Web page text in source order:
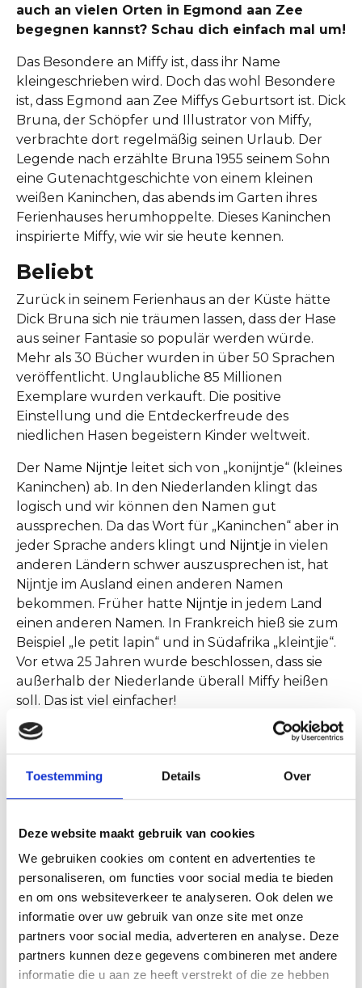
Toestemming Details Over
Deze website maakt gebruik van cookies
We gebruiken cookies om content en advertenties te
personaliseren, om functies voor social media te bieden
en om ons websiteverkeer te analyseren. Ook delen we
informatie over uw gebruik van onze site met onze
partners voor social media, adverteren en analyse. Deze
partners kunnen deze gegevens combineren met andere
informatie die u aan ze heeft verstrekt of die ze hebben
auch an vielen Orten in Egmond aan Zee
begegnen kannst? Schau dich einfach mal um!
Das Besondere an Miffy ist, dass ihr Name
kleingeschrieben wird. Doch das wohl Besondere
ist, dass Egmond aan Zee Miffys Geburtsort ist. Dick
Bruna, der Schöpfer und Illustrator von Miffy,
verbrachte dort regelmäßig seinen Urlaub. Der
Legende nach erzählte Bruna 1955 seinem Sohn
eine Gutenachtgeschichte von einem kleinen
weißen Kaninchen, das abends im Garten ihres
Ferienhauses herumhoppelte. Dieses Kaninchen
inspirierte Miffy, wie wir sie heute kennen.
Beliebt
Zurück in seinem Ferienhaus an der Küste hätte
Dick Bruna sich nie träumen lassen, dass der Hase
aus seiner Fantasie so populär werden würde.
Mehr als 30 Bücher wurden in über 50 Sprachen
veröffentlicht. Unglaubliche 85 Millionen
Exemplare wurden verkauft. Die positive
Einstellung und die Entdeckerfreude des
niedlichen Hasen begeistern Kinder weltweit.
Der Name Nijntje leitet sich von „konijntje“ (kleines
Kaninchen) ab. In den Niederlanden klingt das
logisch und wir können den Namen gut
aussprechen. Da das Wort für „Kaninchen“ aber in
jeder Sprache anders klingt und Nijntje in vielen
anderen Ländern schwer auszusprechen ist, hat
Nijntje im Ausland einen anderen Namen
bekommen. Früher hatte Nijntje in jedem Land
einen anderen Namen. In Frankreich hieß sie zum
Beispiel „le petit lapin“ und in Südafrika „kleintjie“.
Vor etwa 25 Jahren wurde beschlossen, dass sie
außerhalb der Niederlande überall Miffy heißen
soll. Das ist viel einfacher!
Miffy am Meer
verschiedenen Orten. Neben dem Strandzugang
De Werf befindet sich seit 2007 ein kleiner, nach
einer großen Miffy-Figur. Bänke umgeben den
Platz, sodass Eltern die Sonne genießen können,
während die Kinder inMiffysBoot spielen. Nach
dem Tod von Dick Bruna im Jahr 2017 wurden
Blumen am Boot niedergelegt. So ist der Platz
nicht nur ein fröhlicher Spielplatz, sondern auch
eine Hommage an einen der größten Illustratoren
der Niederlande.